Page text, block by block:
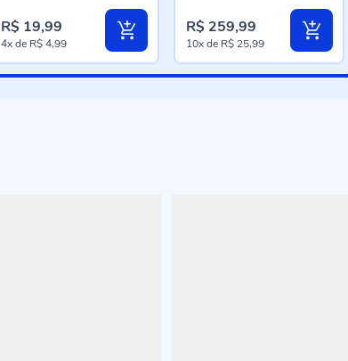
R$ 19,99
4xde R$ 4,99
R$ 259,99
10xde R$ 25,99